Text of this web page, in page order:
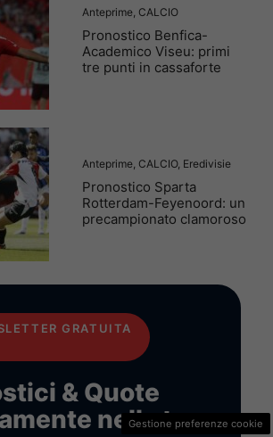
Anteprime, CALCIO
Pronostico Benfica-
Academico Viseu: primi
tre punti in cassaforte
Anteprime, CALCIO, Eredivisie
Pronostico Sparta
Rotterdam-Feyenoord: un
precampionato clamoroso
GRATUITA
& Quote
nella tua
Gestione preferenze cookie